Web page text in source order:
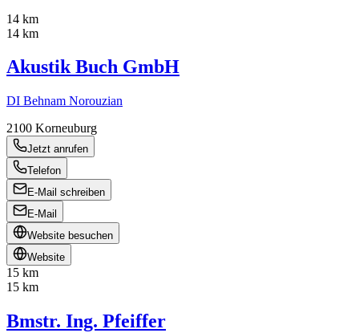
14 km
14 km
Akustik Buch GmbH
DI Behnam Norouzian
2100 Korneuburg
Jetzt anrufen
Telefon
E-Mail schreiben
E-Mail
Website besuchen
Website
15 km
15 km
Bmstr. Ing. Pfeiffer